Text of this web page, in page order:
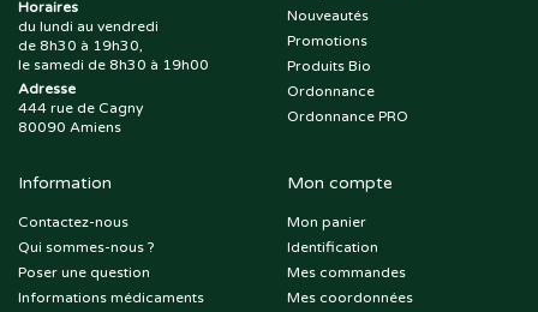
Horaires
du lundi au vendredi
de 8h30 à 19h30,
le samedi de 8h30 à 19h00
Adresse
444 rue de Cagny
80090 Amiens
Nouveautés
Promotions
Produits Bio
Ordonnance
Ordonnance PRO
Information
Contactez-nous
Qui sommes-nous ?
Poser une question
Informations médicaments
Mon compte
Mon panier
Identification
Mes commandes
Mes coordonnées